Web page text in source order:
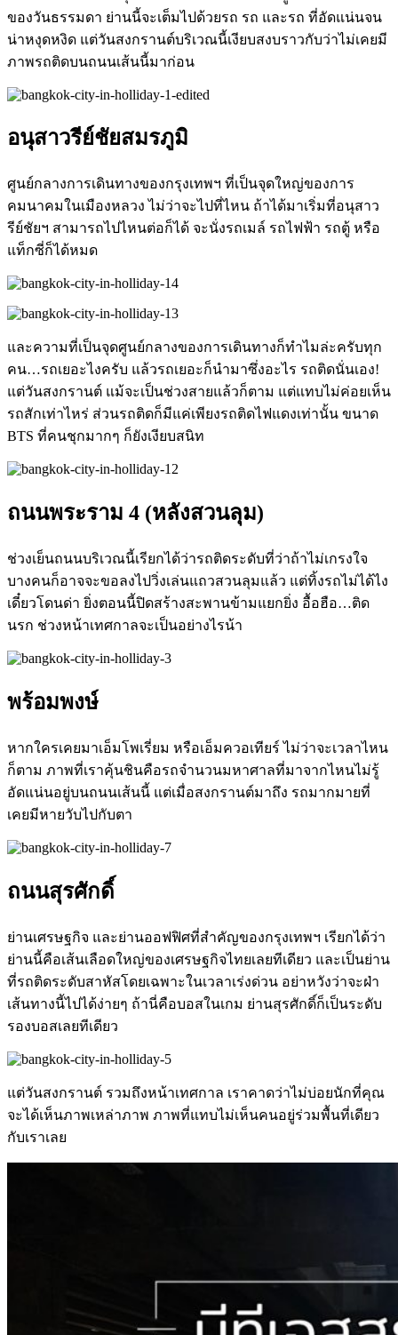
ของวันธรรมดา ย่านนี้จะเต็มไปด้วยรถ รถ และรถ ที่อัดแน่นจน
น่าหงุดหงิด แต่วันสงกรานต์บริเวณนี้เงียบสงบราวกับว่าไม่เคยมี
ภาพรถติดบนถนนเส้นนี้มาก่อน
อนุสาวรีย์ชัยสมรภูมิ
ศูนย์กลางการเดินทางของกรุงเทพฯ ที่เป็นจุดใหญ่ของการ
คมนาคมในเมืองหลวง ไม่ว่าจะไปที่ไหน ถ้าได้มาเริ่มที่อนุสาว
รีย์ชัยฯ สามารถไปไหนต่อก็ได้ จะนั่งรถเมล์ รถไฟฟ้า รถตู้ หรือ
แท็กซี่ก็ได้หมด
และความที่เป็นจุดศูนย์กลางของการเดินทางก็ทำไมล่ะครับทุก
คน…รถเยอะไงครับ แล้วรถเยอะก็นำมาซึ่งอะไร รถติดนั่นเอง!
แต่วันสงกรานต์ แม้จะเป็นช่วงสายแล้วก็ตาม แต่แทบไม่ค่อยเห็น
รถสักเท่าไหร่ ส่วนรถติดก็มีแค่เพียงรถติดไฟแดงเท่านั้น ขนาด
BTS ที่คนชุกมากๆ ก็ยังเงียบสนิท
ถนนพระราม 4 (หลังสวนลุม)
ช่วงเย็นถนนบริเวณนี้เรียกได้ว่ารถติดระดับที่ว่าถ้าไม่เกรงใจ
บางคนก็อาจจะขอลงไปวิ่งเล่นแถวสวนลุมแล้ว แต่ทิ้งรถไม่ได้ไง
เดี๋ยวโดนด่า ยิ่งตอนนี้ปิดสร้างสะพานข้ามแยกยิ่ง อื้อฮือ…ติด
นรก ช่วงหน้าเทศกาลจะเป็นอย่างไรน้า
พร้อมพงษ์
หากใครเคยมาเอ็มโพเรี่ยม หรือเอ็มควอเทียร์ ไม่ว่าจะเวลาไหน
ก็ตาม ภาพที่เราคุ้นชินคือรถจำนวนมหาศาลที่มาจากไหนไม่รู้
อัดแน่นอยู่บนถนนเส้นนี้ แต่เมื่อสงกรานต์มาถึง รถมากมายที่
เคยมีหายวับไปกับตา
ถนนสุรศักดิ์
ย่านเศรษฐกิจ และย่านออฟฟิศที่สำคัญของกรุงเทพฯ เรียกได้ว่า
ย่านนี้คือเส้นเลือดใหญ่ของเศรษฐกิจไทยเลยทีเดียว และเป็นย่าน
ที่รถติดระดับสาหัสโดยเฉพาะในเวลาเร่งด่วน อย่าหวังว่าจะฝ่า
เส้นทางนี้ไปได้ง่ายๆ ถ้านี่คือบอสในเกม ย่านสุรศักดิ์ก็เป็นระดับ
รองบอสเลยทีเดียว
แต่วันสงกรานต์ รวมถึงหน้าเทศกาล เราคาดว่าไม่บ่อยนักที่คุณ
จะได้เห็นภาพเหล่าภาพ ภาพที่แทบไม่เห็นคนอยู่ร่วมพื้นที่เดียว
กับเราเลย